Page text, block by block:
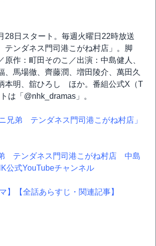
日スタート。毎週火曜日22時放送
テンダネス門司港こがね村店」。脚
原作：町田そのこ／出演：中島健人、
、馬場徹、齊藤潤、増田陵介、萬田久
本明、舘ひろし ほか。番組公式X（T
は「@nhk_dramas」。
兄弟 テンダネス門司港こがね村店」
弟 テンダネス門司港こがね村店 中島
公式YouTubeチャンネル
】 【全話あらすじ・関連記事】